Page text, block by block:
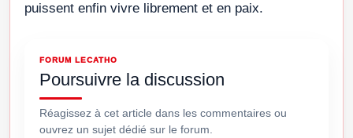
puissent enfin vivre librement et en paix.
FORUM LECATHO
Poursuivre la discussion
Réagissez à cet article dans les commentaires ou
ouvrez un sujet dédié sur le forum.